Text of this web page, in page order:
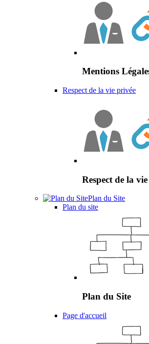
Mentions
Respect de la vie privée
Respect de la
Plan du Site
Plan du site
Plan du Site
Page d'accueil